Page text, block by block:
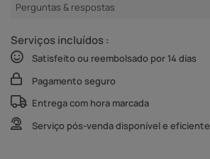
Perguntas & respostas
Serviços incluídos :
Satisfeito ou reembolsado por 14 dias
Pagamento seguro
Entrega com hora marcada
Serviço pós-venda disponível e eficiente